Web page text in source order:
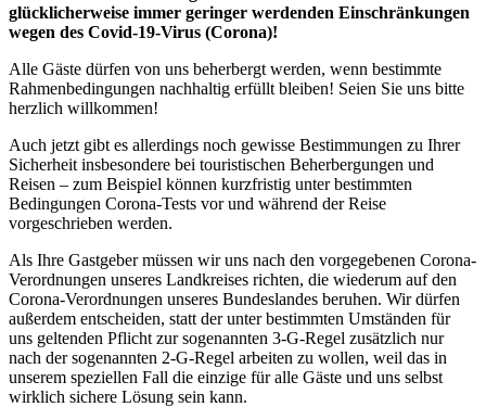
glücklicherweise immer geringer werdenden Einschränkungen
wegen des Covid-19-Virus (Corona)!
Alle Gäste dürfen von uns beherbergt werden, wenn bestimmte
Rahmenbedingungen nachhaltig erfüllt bleiben! Seien Sie uns bitte
herzlich willkommen!
Auch jetzt gibt es allerdings noch gewisse Bestimmungen zu Ihrer
Sicherheit insbesondere bei touristischen Beherbergungen und
Reisen – zum Beispiel können kurzfristig unter bestimmten
Bedingungen Corona-Tests vor und während der Reise
vorgeschrieben werden.
Als Ihre Gastgeber müssen wir uns nach den vorgegebenen Corona-
Verordnungen unseres Landkreises richten, die wiederum auf den
Corona-Verordnungen unseres Bundeslandes beruhen. Wir dürfen
außerdem entscheiden, statt der unter bestimmten Umständen für
uns geltenden Pflicht zur sogenannten 3-G-Regel zusätzlich nur
nach der sogenannten 2-G-Regel arbeiten zu wollen, weil das in
unserem speziellen Fall die einzige für alle Gäste und uns selbst
wirklich sichere Lösung sein kann.